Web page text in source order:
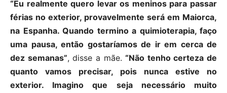
“Eu realmente quero levar os meninos para passar
férias no exterior, provavelmente será em Maiorca,
na Espanha. Quando termino a quimioterapia, faço
uma pausa, então gostaríamos de ir em cerca de
dez semanas”, disse a mãe.“Não tenho certeza de
quanto vamos precisar, pois nunca estive no
exterior. Imagino que seja necessário muito